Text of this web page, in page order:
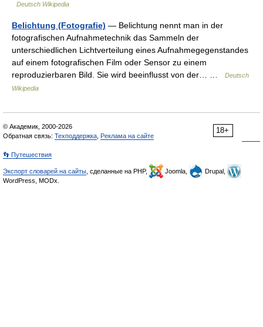
Deutsch Wikipedia
Belichtung (Fotografie) — Belichtung nennt man in der
fotografischen Aufnahmetechnik das Sammeln der
unterschiedlichen Lichtverteilung eines Aufnahmegegenstandes
auf einem fotografischen Film oder Sensor zu einem
reproduzierbaren Bild. Sie wird beeinflusst von der… …
Deutsch
Wikipedia
18+
© Академик, 2000-2026
Обратная связь: Техподдержка Реклама на сайте
👣 Путешествия
Экспорт словарей на сайты , сделанные на PHP, Joomla,
Drupal,
WordPress, MODx.